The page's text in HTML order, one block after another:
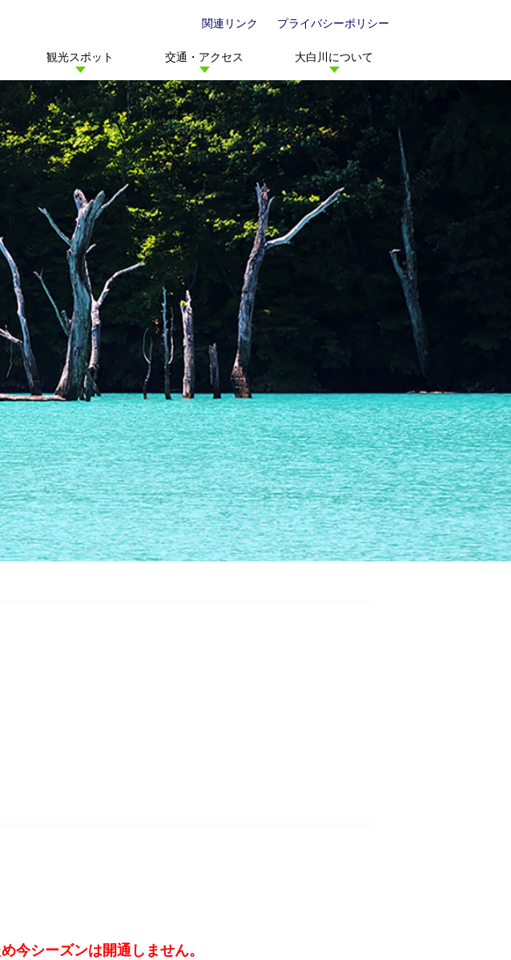
観光スポット 交通・アクセス 大白川について
関連リンク プライバシーポリシー
今シーズンは開通しません。